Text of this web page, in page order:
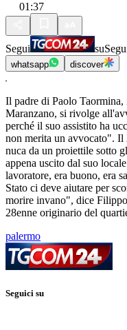
01:37
Segui su
whatsapp discover
Il padre di Paolo
Maranzano, si rivolge
perché il suo assistito ha
non merita un avvocato". Il
nuca da un proiettile sotto
appena uscito dal suo
lavoratore, era buono, era
Stato ci deve aiutare per
morire invano", dice
28enne originario del
palermo
Seguici su